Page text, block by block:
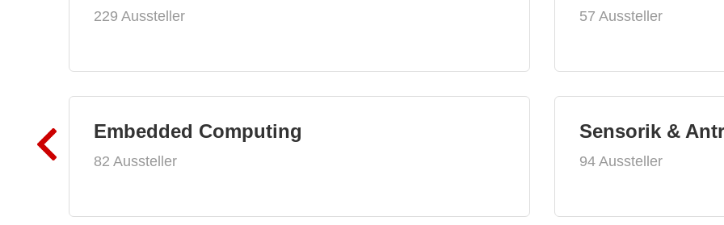
229 Aussteller
Embedded Computing
82 Aussteller
57 Aussteller
Sensorik &
94 Aussteller